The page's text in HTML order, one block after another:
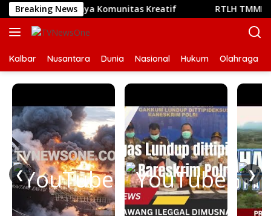
Langsung
ke
konten
Breaking News
Bertemunya Komunitas Kreatif RTLH TMMD
Kalbar Nusantara Dunia Nasional Hukum Olahraga
❮ ❯